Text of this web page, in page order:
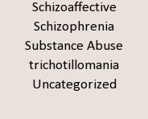
Schizoaffective
Schizophrenia
Substance Abuse
trichotillomania
Uncategorized